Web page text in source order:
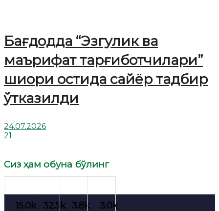
Бағдодда “Эзгулик ва
маърифат тарғиботчилари”
шиори остида сайёр тадбир
ўтказилди
24.07.2026
21
Сиз ҳам обуна бўлинг